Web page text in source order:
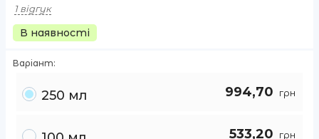
1 відгук
В наявності
Варіант:
250 мл 994,70 грн
533,20 грн